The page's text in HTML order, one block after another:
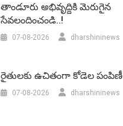
తాండూరు అభివృద్దికి మెరుగైన
సేవలందించండి..!
07-08-2026 dharshininews
రైతులకు ఉచితంగా కోడెల పంపిణీ
07-08-2026 dharshininews